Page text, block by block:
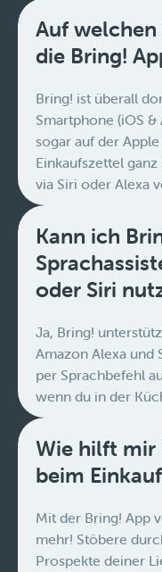
Auf
die Bring!
Bring! ist überall
Smartphone (iOS
sogar auf der
Einkaufszettel
via Siri oder Alexa
Kann ich
oder Siri
Ja, Bring!
Amazon Alexa und
per Sprachbefehl
wenn du in der
Wie hilft mir
beim
Mit der Bring! App
mehr! Stöbere
Prospekte deiner